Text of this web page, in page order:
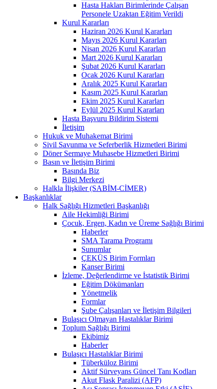
Hasta Hakları Birimlerinde Çalışan
Personele Uzaktan Eğitim Verildi
Kurul Kararları
Haziran 2026 Kurul Kararları
Mayıs 2026 Kurul Kararları
Nisan 2026 Kurul Kararları
Mart 2026 Kurul Kararları
Şubat 2026 Kurul Kararları
Ocak 2026 Kurul Kararları
Aralık 2025 Kurul Kararları
Kasım 2025 Kurul Kararları
Ekim 2025 Kurul Kararları
Eylül 2025 Kurul Kararları
Hasta Başvuru Bildirim Sistemi
İletişim
Hukuk ve Muhakemat Birimi
Sivil Savunma ve Seferberlik Hizmetleri Birimi
Döner Sermaye Muhasebe Hizmetleri Birimi
Basın ve İletişim Birimi
Basında Biz
Bilgi Merkezi
Halkla İlişkiler (SABİM-CİMER)
Başkanlıklar
Halk Sağlığı Hizmetleri Başkanlığı
Aile Hekimliği Birimi
Çocuk, Ergen, Kadın ve Üreme Sağlığı Birimi
Haberler
SMA Tarama Programı
Sunumlar
ÇEKÜS Birim Formları
Kanser Birimi
İzleme, Değerlendirme ve İstatistik Birimi
Eğitim Dökümanları
Yönetmelik
Formlar
Şube Çalışanları ve İletişim Bilgileri
Bulaşıcı Olmayan Hastalıklar Birimi
Toplum Sağlığı Birimi
Ekibimiz
Haberler
Bulaşıcı Hastalıklar Birimi
Tüberküloz Birimi
Aktif Sürveyans Güncel Tanı Kodları
Akut Flask Paralizi (AFP)